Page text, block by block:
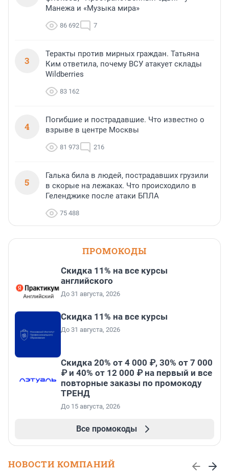
Манежа и «Музыка мира»
86 692 7
3
Теракты против мирных граждан. Татьяна
Ким ответила, почему ВСУ атакует склады
Wildberries
83 162
4
Погибшие и пострадавшие. Что известно о
взрыве в центре Москвы
81 973 216
5
Галька била в людей, пострадавших грузили
в скорые на лежаках. Что происходило в
Геленджике после атаки БПЛА
75 488
ПРОМОКОДЫ
Скидка 11% на все курсы
английского
До 31 августа, 2026
Скидка 11% на все курсы
До 31 августа, 2026
Скидка 20% от 4 000 ₽, 30% от 7 000
₽ и 40% от 12 000 ₽ на первый и все
повторные заказы по промокоду
ТРЕНД
До 15 августа, 2026
Все промокоды
НОВОСТИ КОМПАНИЙ